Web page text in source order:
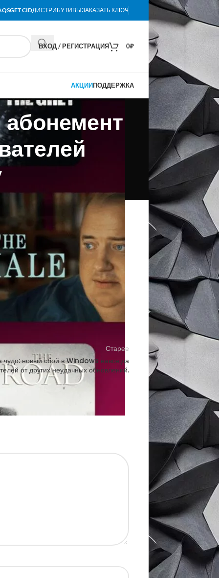
GET CIDДИСТРИБУТИВЫЗАКАЗАТЬ КЛЮЧ
ВХОД / РЕГИСТРАЦИЯ 0₽
АКЦИИПОДДЕРЖКА
времени (ET) стоимость
раза больше текущей цены,
Pass.
подключенное к вашей сети, а
удаленного стриминга.
Старее
новый сбой в Windows навсегда
от других неудачных обновлений.